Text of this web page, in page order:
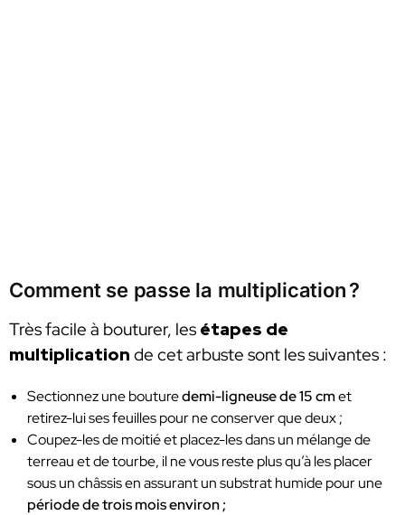
Comment se passe la multiplication ?
Très facile à bouturer, les étapes de
multiplication de cet arbuste sont les suivantes :
Sectionnez une bouturedemi-ligneuse de 15 cmet
retirez-lui ses feuilles pour ne conserver que deux ;
Coupez-les de moitié et placez-les dans un mélange de
terreau et de tourbe, il ne vous reste plus qu’à les placer
sous un châssis en assurant un substrat humide pour une
période de trois mois environ ;